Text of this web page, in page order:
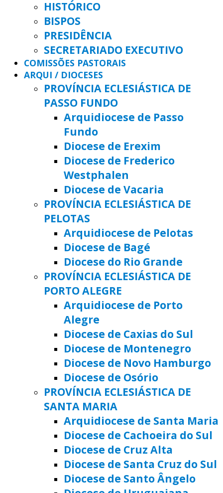
HISTÓRICO
BISPOS
PRESIDÊNCIA
SECRETARIADO EXECUTIVO
COMISSÕES PASTORAIS
ARQUI / DIOCESES
PROVÍNCIA ECLESIÁSTICA DE
PASSO FUNDO
Arquidiocese de Passo
Fundo
Diocese de Erexim
Diocese de Frederico
Westphalen
Diocese de Vacaria
PROVÍNCIA ECLESIÁSTICA DE
PELOTAS
Arquidiocese de Pelotas
Diocese de Bagé
Diocese do Rio Grande
PROVÍNCIA ECLESIÁSTICA DE
PORTO ALEGRE
Arquidiocese de Porto
Alegre
Diocese de Caxias do Sul
Diocese de Montenegro
Diocese de Novo Hamburgo
Diocese de Osório
PROVÍNCIA ECLESIÁSTICA DE
SANTA MARIA
Arquidiocese de Santa Maria
Diocese de Cachoeira do Sul
Diocese de Cruz Alta
Diocese de Santa Cruz do Sul
Diocese de Santo Ângelo